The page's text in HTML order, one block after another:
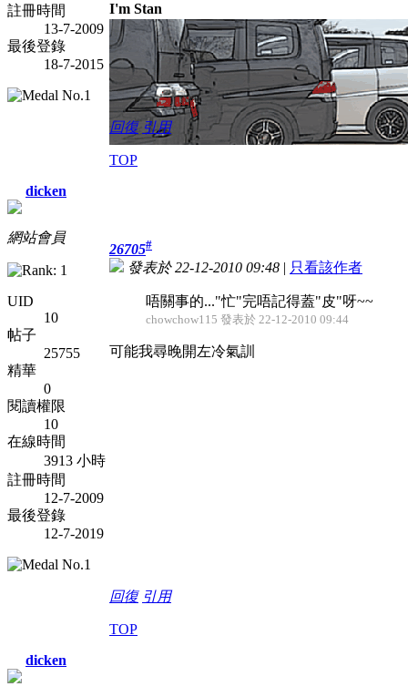
註冊時間
13-7-2009
最後登錄
18-7-2015
I'm Stan
回復 引用
TOP
dicken
網站會員
UID
10
帖子
25755
精華
0
閱讀權限
10
在線時間
3913 小時
註冊時間
12-7-2009
最後登錄
12-7-2019
26705#
發表於 22-12-2010 09:48 | 只看該作者
唔關事的..."忙"完唔記得蓋"皮"呀~~
chowchow115 發表於 22-12-2010 09:44
可能我尋晚開左冷氣訓
回復 引用
TOP
dicken